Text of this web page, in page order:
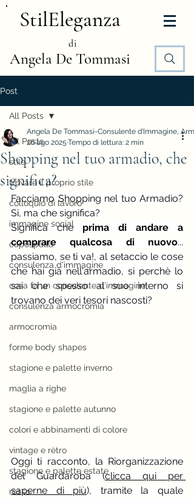
StilEleganza
di
Angela De Tommasi
Post
All Posts
stile
trovare il proprio stile
colloquio di lavoro
immagine social
capospalla
consulenza d'immagine
cosa fa un consulente d'immagine
consulenza armocromia
armocromia
forme body shapes
stagione e palette inverno
maglia a righe
stagione e palette autunno
colori e abbinamenti di colore
vintage e rètro
stagione e palette estate
rosso
All Posts
Shopping nel tuo armadio, che
significa?
Angela De Tommasi-Consulente d'Immagine,
26 ago 2025 Tempo di lettura: 2 min
Facciamo Shopping nel tuo Armadio?
Si, ma che significa?
Significa che prima di andare a
comprare qualcosa di nuovo...
passiamo, se ti va!, al setaccio le cose
che hai già nell'armadio, si perchè lo
sai che spesso al suo interno si
trovano dei veri tesori nascosti?
Oggi ti racconto, la Riorganizzazione
del Guardaroba (clicca qui per
saperne di più), tramite la quale